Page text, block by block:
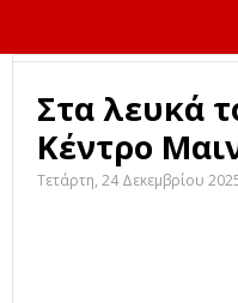
Στα λευκά
Κέντρο
Τετάρτη, 24 Δεκεμβρίου